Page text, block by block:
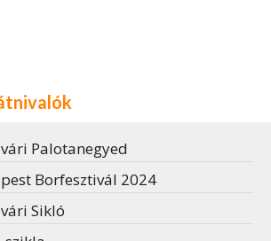
Palotanegyed
Borfesztivál 2024
Sikló